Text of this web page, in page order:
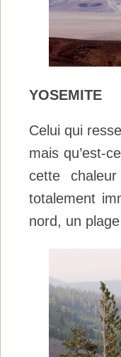
YOSEMITE
Celui qui
mais qu’est-
cette
totalement
nord, un